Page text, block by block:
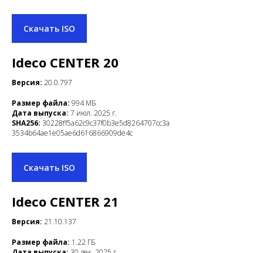
Скачать ISO
Ideco СENTER 20
Версия: 20.0.797
Размер файла: 994 МБ
Дата выпуска: 7 июл. 2025 г.
SHA256: 30228ff5a62c9c37f0b3e5d8264707cc3a
3534b64ae1e05ae6d616866909de4c
Скачать ISO
Ideco СENTER 21
Версия: 21.10.137
Размер файла: 1.22 ГБ